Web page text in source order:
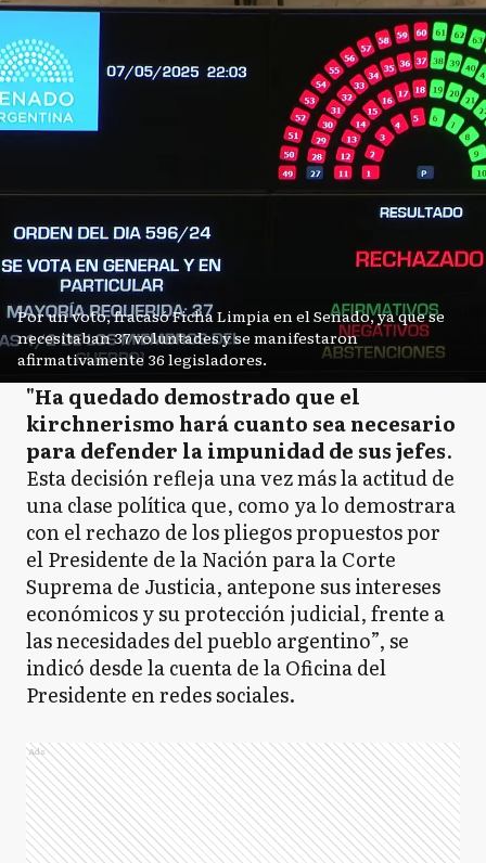
Por un voto, fracasó Ficha Limpia en el Senado, ya que se
necesitaban 37 voluntades y se manifestaron
afirmativamente 36 legisladores.
"Ha quedado demostrado que el
kirchnerismo hará cuanto sea necesario
para defender la impunidad de sus jefes.
Esta decisión refleja una vez más la actitud de
una clase política que, como ya lo demostrara
con el rechazo de los pliegos propuestos por
el Presidente de la Nación para la Corte
Suprema de Justicia, antepone sus intereses
económicos y su protección judicial, frente a
las necesidades del pueblo argentino”, se
indicó desde la cuenta de la Oficina del
Presidente en redes sociales.
Ads